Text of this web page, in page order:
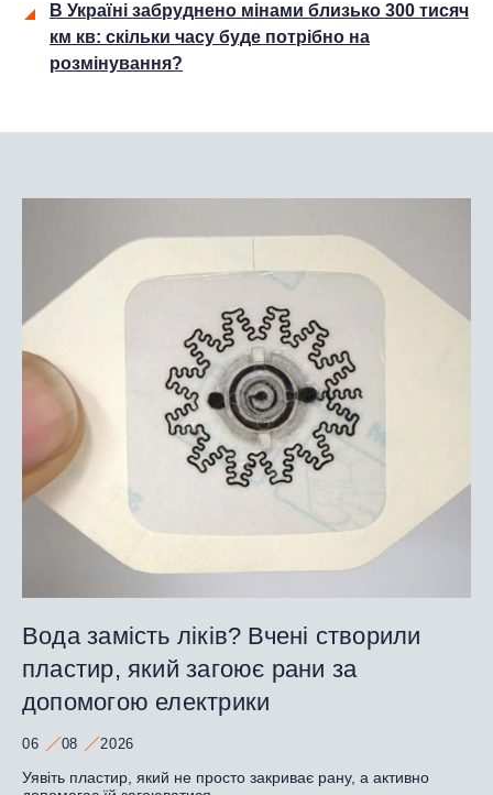
В Україні забруднено мінами близько 300 тисяч
км кв: скільки часу буде потрібно на
розмінування?
Вода замість ліків? Вчені створили
пластир, який загоює рани за
допомогою електрики
06 08 2026
Уявіть пластир, який не просто закриває рану, а активно